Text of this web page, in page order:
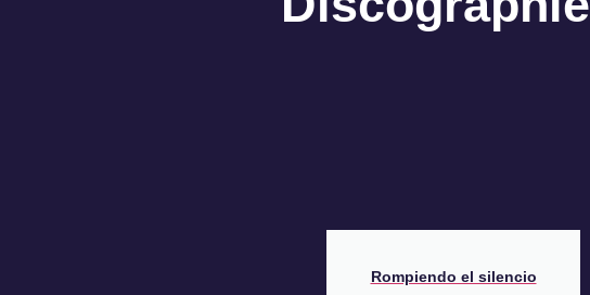
Rompiendo el silencio